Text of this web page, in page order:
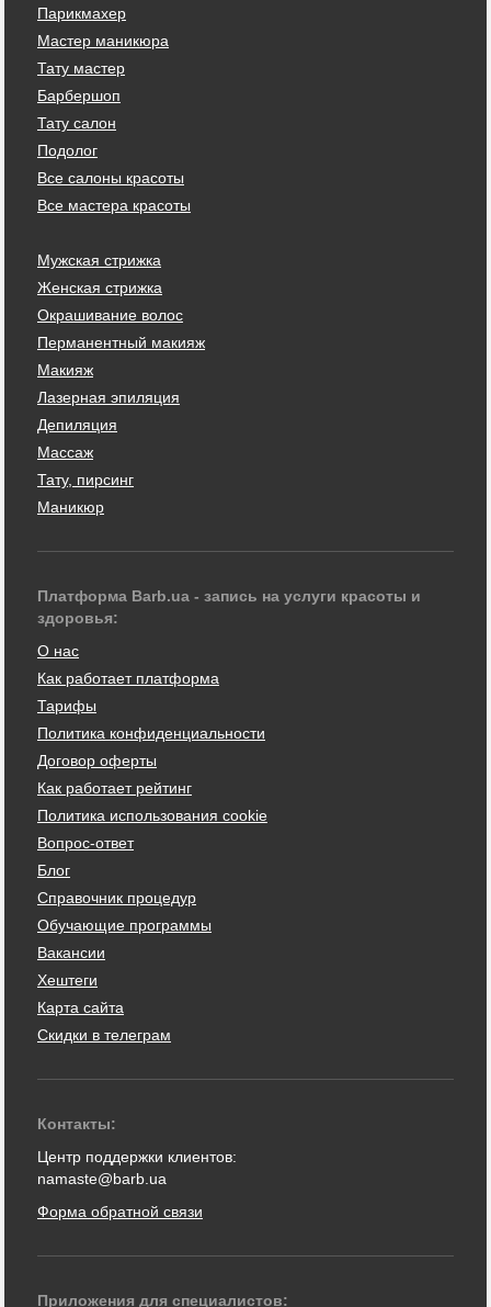
Парикмахер
Мастер маникюра
Тату мастер
Барбершоп
Тату салон
Подолог
Все салоны красоты
Все мастера красоты
Мужская стрижка
Женская стрижка
Окрашивание волос
Перманентный макияж
Макияж
Лазерная эпиляция
Депиляция
Массаж
Тату, пирсинг
Маникюр
Платформа Barb.ua - запись на услуги красоты и
здоровья:
О нас
Как работает платформа
Тарифы
Политика конфиденциальности
Договор оферты
Как работает рейтинг
Политика использования cookie
Вопрос-ответ
Блог
Справочник процедур
Обучающие программы
Вакансии
Хештеги
Карта сайта
Скидки в телеграм
Контакты:
Центр поддержки клиентов:
namaste@barb.ua
Форма обратной связи
Приложения для специалистов: